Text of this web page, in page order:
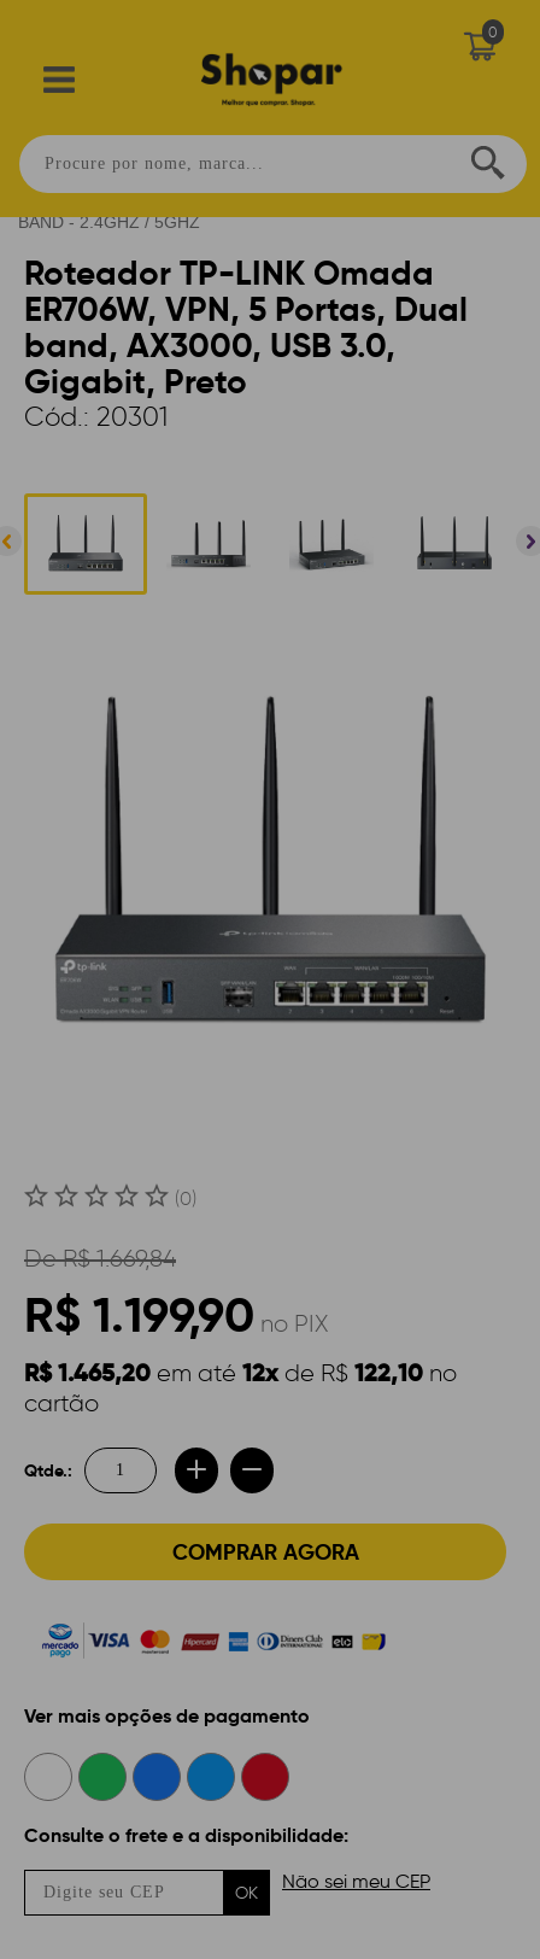
0
BAND - 2.4GHZ / 5GHZ
Roteador TP-LINK Omada
ER706W, VPN, 5 Portas, Dual
band, AX3000, USB 3.0,
Gigabit, Preto
Cód.: 20301
(0)
DeR$ 1.669,84
R$ 1.199,90 no PIX
R$ 1.465,20 em até 12xde R$ 122,10 no
cartão
Qtde.:
COMPRAR AGORA
Ver mais opções de pagamento
Consulte o frete e a disponibilidade:
OK Não sei meu CEP